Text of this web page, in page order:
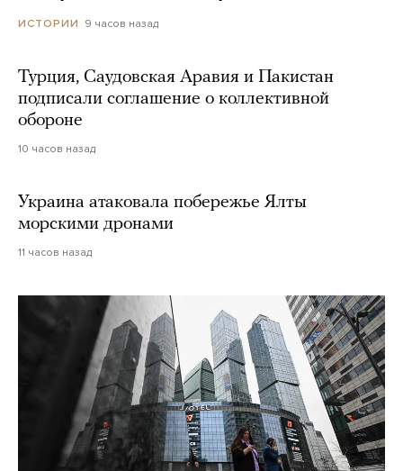
ИСТОРИИ 9 часов назад
Турция, Саудовская Аравия и Пакистан
подписали соглашение о коллективной
обороне
10 часов назад
Украина атаковала побережье Ялты
морскими дронами
11 часов назад